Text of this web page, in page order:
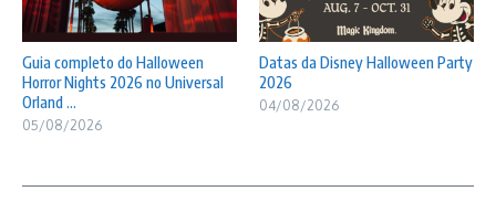
Guia completo do Halloween
Horror Nights 2026 no Universal
Orland ...
05/08/2026
Datas da Disney Halloween Party
2026
04/08/2026